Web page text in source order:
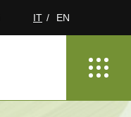
IT EN